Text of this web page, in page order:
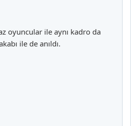
oyuncular ile aynı kadro da
ile de anıldı.